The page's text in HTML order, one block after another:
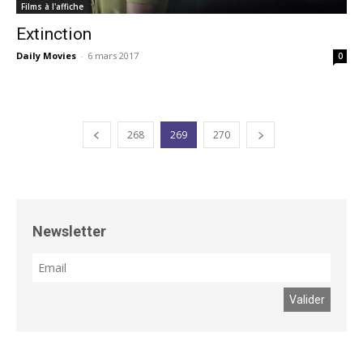
Films à l'affiche
Extinction
Daily Movies - 6 mars 2017 0
268 269 270
Newsletter